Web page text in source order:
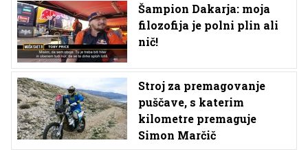
Šampion Dakarja: moja
filozofija je polni plin ali
nič!
Stroj za premagovanje
puščave, s katerim
kilometre premaguje
Simon Marčič